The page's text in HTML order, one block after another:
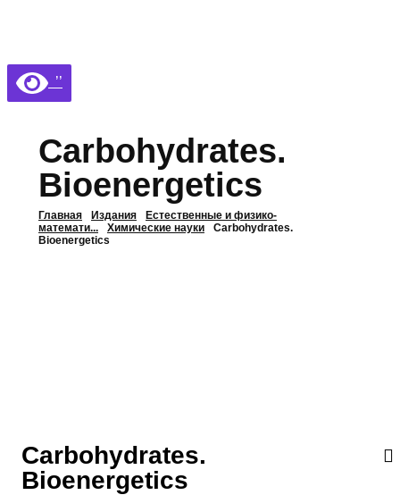
’’
Главная Издания
Естественные и физико-
математи...
Химические науки
Carbohydrates.
Bioenergetics
Carbohydrates.
Bioenergetics
Carbohydrates.
Bioenergetics